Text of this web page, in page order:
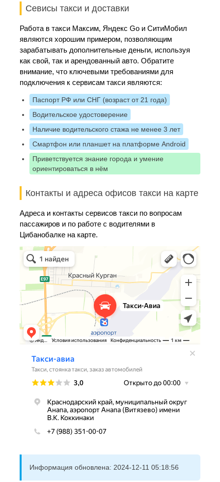
Севисы такси и доставки
Работа в такси Максим, Яндекс Go и СитиМобил
являются хорошим примером, позволяющим
зарабатывать дополнительные деньги, используя
как свой, так и арендованный авто. Обратите
внимание, что ключевыми требованиями для
подключения к сервисам такси являются:
Паспорт РФ или СНГ (возраст от 21 года)
Водительское удостоверение
Наличие водительского стажа не менее 3 лет
Смартфон или планшет на платформе Android
Приветствуется знание города и умение
ориентироваться в нём
Контакты и адреса офисов такси на карте
Адреса и контакты сервисов такси по вопросам
пассажиров и по работе с водителями в
Цибанобалке на карте.
Информация обновлена: 2024-12-11 05:18:56